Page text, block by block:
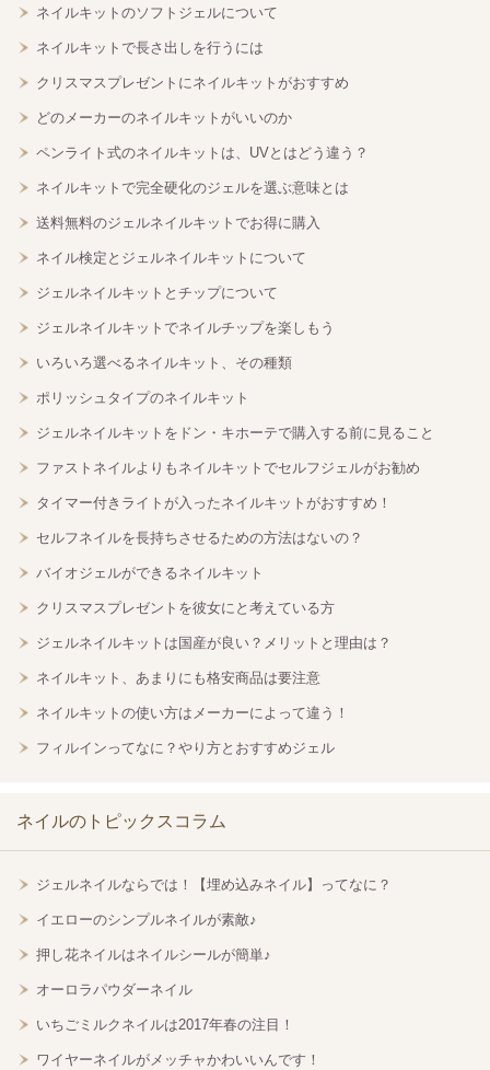
ネイルキットのソフトジェルについて
ネイルキットで長さ出しを行うには
クリスマスプレゼントにネイルキットがおすすめ
どのメーカーのネイルキットがいいのか
ペンライト式のネイルキットは、UVとはどう違う？
ネイルキットで完全硬化のジェルを選ぶ意味とは
送料無料のジェルネイルキットでお得に購入
ネイル検定とジェルネイルキットについて
ジェルネイルキットとチップについて
ジェルネイルキットでネイルチップを楽しもう
いろいろ選べるネイルキット、その種類
ポリッシュタイプのネイルキット
ジェルネイルキットをドン・キホーテで購入する前に見ること
ファストネイルよりもネイルキットでセルフジェルがお勧め
タイマー付きライトが入ったネイルキットがおすすめ！
セルフネイルを長持ちさせるための方法はないの？
バイオジェルができるネイルキット
クリスマスプレゼントを彼女にと考えている方
ジェルネイルキットは国産が良い？メリットと理由は？
ネイルキット、あまりにも格安商品は要注意
ネイルキットの使い方はメーカーによって違う！
フィルインってなに？やり方とおすすめジェル
ネイルのトピックスコラム
ジェルネイルならでは！【埋め込みネイル】ってなに？
イエローのシンプルネイルが素敵♪
押し花ネイルはネイルシールが簡単♪
オーロラパウダーネイル
いちごミルクネイルは2017年春の注目！
ワイヤーネイルがメッチャかわいいんです！